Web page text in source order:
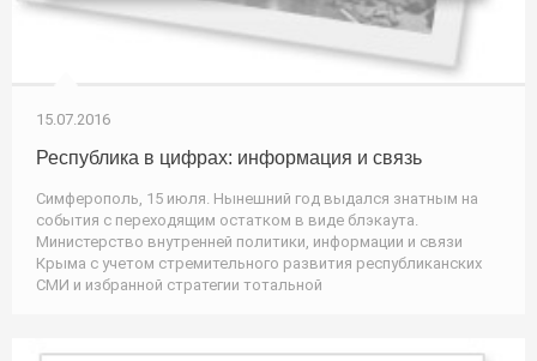
15.07.2016
Республика в цифрах: информация и связь
Симферополь, 15 июля. Нынешний год выдался знатным на
события с переходящим остатком в виде блэкаута.
Министерство внутренней политики, информации и связи
Крыма с учетом стремительного развития республиканских
СМИ и избранной стратегии тотальной